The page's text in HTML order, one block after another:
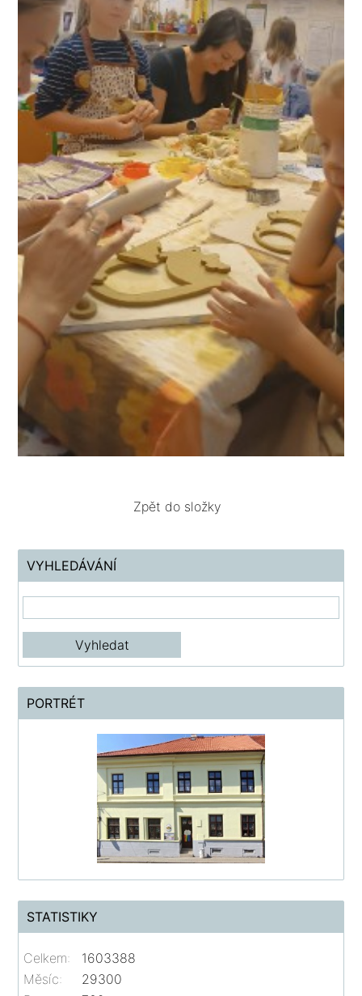
Zpět do složky
VYHLEDÁVÁNÍ
PORTRÉT
STATISTIKY
Celkem:
1603388
Měsíc:
29300